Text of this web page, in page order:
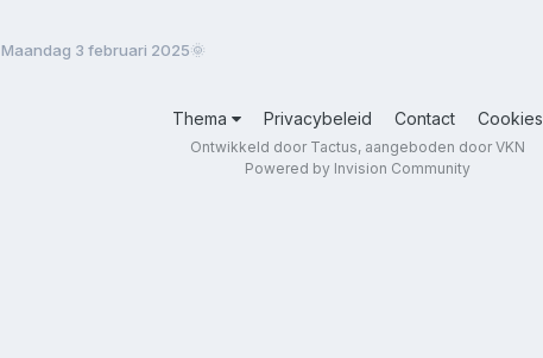
Maandag 3 februari 2025🌞
Thema Privacybeleid Contact Cookies
Ontwikkeld door Tactus, aangeboden door VKN
Powered by Invision Community